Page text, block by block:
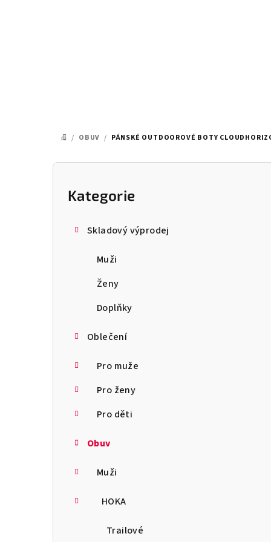
DOMŮ
/ OBUV / PÁNSKÉ OUTDOOROVÉ BOTY
P
Přeskočit
kategorie
Kategorie
Skladový výprodej
Muži
Ženy
Doplňky
Oblečení
Pro muže
Pro ženy
Pro děti
Obuv
Muži
HOKA
Trailové